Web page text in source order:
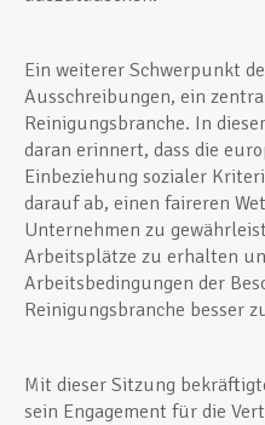
Ein weiterer Schwerpunkt
Ausschreibungen, ein
Reinigungsbranche. In
daran erinnert, dass die
Einbeziehung sozialer
darauf ab, einen faireren
Unternehmen zu
Arbeitsplätze zu erhalten
Arbeitsbedingungen der
Reinigungsbranche besser
Mit dieser Sitzung
sein Engagement für die